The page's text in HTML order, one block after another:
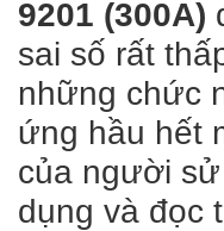
9201 (300A)
sai số rất
những chức
ứng hầu hết
của người
dụng và đọc